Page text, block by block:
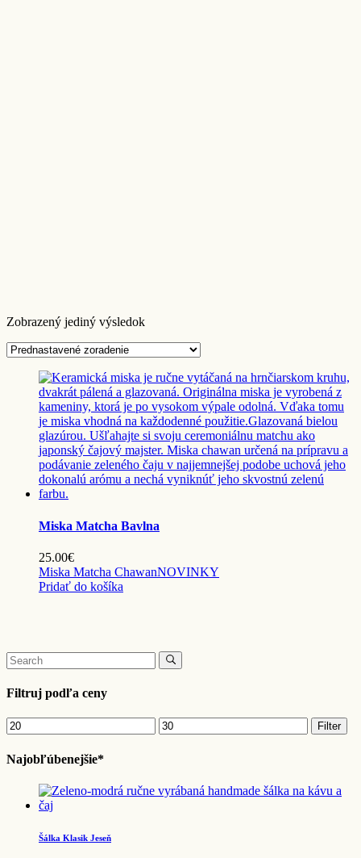
Zobrazený jediný výsledok
Miska Matcha Bavlna
25.00€
Miska Matcha ChawanNOVINKY
Pridať do košíka
Search
for:
Filtruj podľa ceny
Minimálna
cena
Maximálna
cena
Filter
Najobľúbenejšie*
Šálka Klasik Jeseň